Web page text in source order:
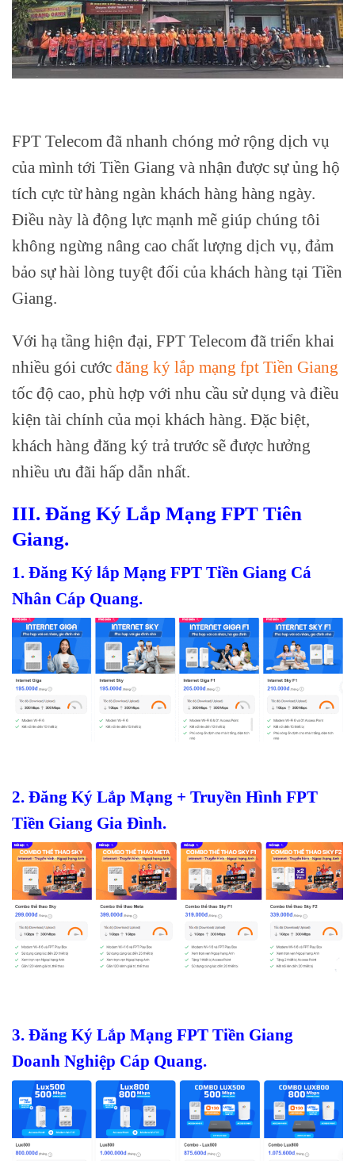
FPT Telecom đã nhanh chóng mở rộng dịch vụ
của mình tới Tiền Giang và nhận được sự ủng hộ
tích cực từ hàng ngàn khách hàng hàng ngày.
Điều này là động lực mạnh mẽ giúp chúng tôi
không ngừng nâng cao chất lượng dịch vụ, đảm
bảo sự hài lòng tuyệt đối của khách hàng tại Tiền
Giang.
Với hạ tầng hiện đại, FPT Telecom đã triển khai
nhiều gói cước đăng ký lắp mạng fpt Tiền Giang
tốc độ cao, phù hợp với nhu cầu sử dụng và điều
kiện tài chính của mọi khách hàng. Đặc biệt,
khách hàng đăng ký trả trước sẽ được hưởng
nhiều ưu đãi hấp dẫn nhất.
III. Đăng Ký Lắp Mạng FPT Tiên
Giang.
1. Đăng Ký lắp Mạng FPT Tiền Giang Cá
Nhân Cáp Quang.
2. Đăng Ký Lắp Mạng + Truyền Hình FPT
Tiền Giang Gia Đình.
3. Đăng Ký Lắp Mạng FPT Tiền Giang
Doanh Nghiệp Cáp Quang.